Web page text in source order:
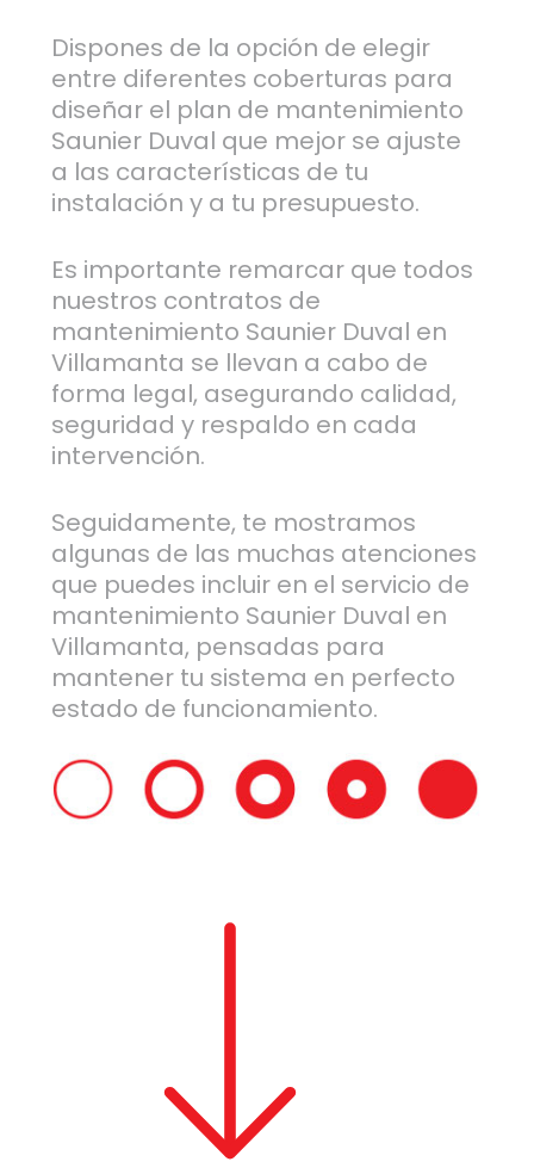
Dispones de la opción de elegir
entre diferentes coberturas para
diseñar el plan de mantenimiento
Saunier Duval que mejor se ajuste
a las características de tu
instalación y a tu presupuesto.
Es importante remarcar que todos
nuestros contratos de
mantenimiento Saunier Duval en
Villamanta se llevan a cabo de
forma legal, asegurando calidad,
seguridad y respaldo en cada
intervención.
Seguidamente, te mostramos
algunas de las muchas atenciones
que puedes incluir en el servicio de
mantenimiento Saunier Duval en
Villamanta, pensadas para
mantener tu sistema en perfecto
estado de funcionamiento.